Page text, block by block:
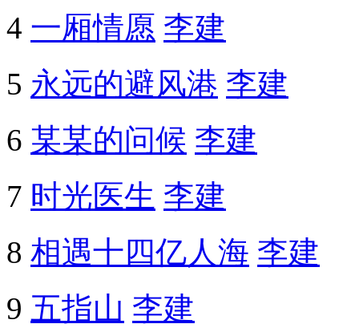
4 一厢情愿 李建
5 永远的避风港 李建
6 某某的问候 李建
7 时光医生 李建
8 相遇十四亿人海 李建
9 五指山 李建